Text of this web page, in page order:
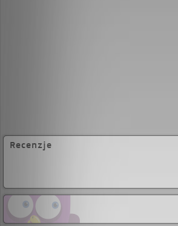
Recenzje